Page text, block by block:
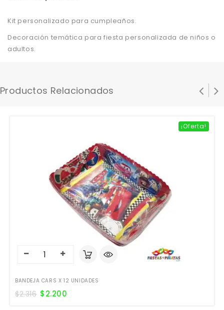
Kit personalizado para cumpleaños.
Decoración temática para fiesta personalizada de niños o
adultos.
Productos Relacionados
¡Oferta!
BANDEJA CARS X 12 UNIDADES
$2.316 $2.200